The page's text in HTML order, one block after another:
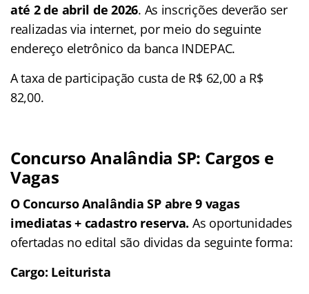
até 2 de abril de 2026. As inscrições deverão ser
realizadas via internet, por meio do seguinte
endereço eletrônico da banca INDEPAC.
A taxa de participação custa de R$ 62,00 a R$
82,00.
Concurso Analândia SP: Cargos e
Vagas
O Concurso Analândia SP abre 9 vagas
imediatas + cadastro reserva. As oportunidades
ofertadas no edital são dividas da seguinte forma:
Cargo: Leiturista